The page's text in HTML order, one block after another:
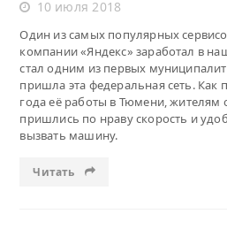
10 июля 2018
Один из самых популярных
компании «Яндекс» заработал в
стал одним из первых
пришла эта федеральная сеть. Как
года её работы в Тюмени, жителям
пришлись по нраву скорость и
вызвать машину.
Читать